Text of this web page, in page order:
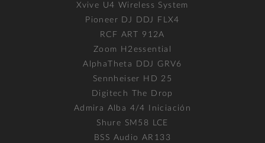
Xvive U4 Wireless System
Pioneer DJ DDJ FLX4
RCF ART 912A
Zoom H2essential
AlphaTheta DDJ GRV6
Sennheiser HD 25
Digitech The Drop
Admira Alba 4/4 Iniciación
Shure SM58 LCE
BSS Audio AR133